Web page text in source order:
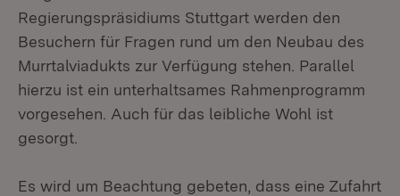
Regierungspräsidiums Stuttgart werden den
Besuchern für Fragen rund um den Neubau des
Murrtalviadukts zur Verfügung stehen. Parallel
hierzu ist ein unterhaltsames Rahmenprogramm
vorgesehen. Auch für das leibliche Wohl ist
gesorgt.
Es wird um Beachtung gebeten, dass eine Zufahrt